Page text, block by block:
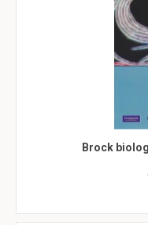
Brock